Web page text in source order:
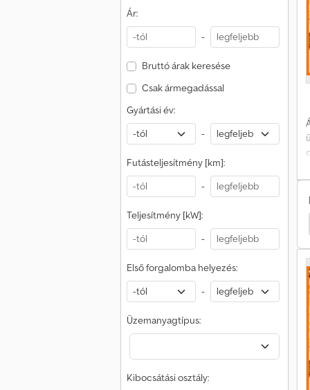
Ár:
-
Bruttó árak keresése
Csak ármegadással
Gyártási év:
-
Futásteljesítmény [km]:
-
Teljesítmény [kW]:
-
Első forgalomba helyezés:
-
Üzemanyagtípus:
Kibocsátási osztály:
Nova Félpótkocsis Teherautó